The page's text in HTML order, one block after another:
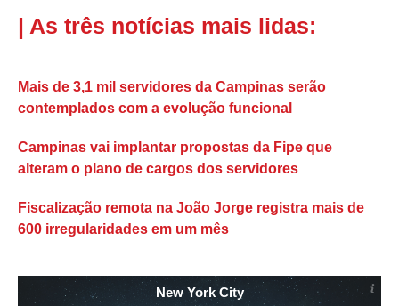
| As três notícias mais lidas:
Mais de 3,1 mil servidores da Campinas serão
contemplados com a evolução funcional
Campinas vai implantar propostas da Fipe que
alteram o plano de cargos dos servidores
Fiscalização remota na João Jorge registra mais de
600 irregularidades em um mês
New York City